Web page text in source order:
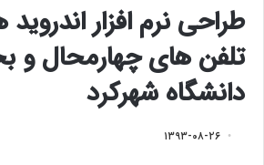
طراحی نرم افزار
تلفن های چهارمحال و
دانشگاه شهرکرد
۱۳۹۳-۰۸-۲۶